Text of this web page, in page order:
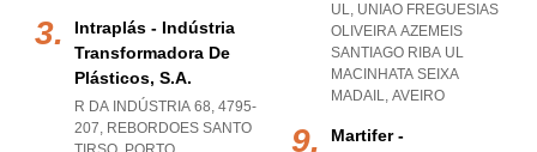
Intraplás - Indústria
Transformadora De
Plásticos, S.a.
R DA INDÚSTRIA 68, 4795-
207, REBORDOES SANTO
UL, UNIAO FREGUESIAS
OLIVEIRA AZEMEIS
SANTIAGO RIBA UL
MACINHATA SEIXA
MADAIL, AVEIRO
Martifer -